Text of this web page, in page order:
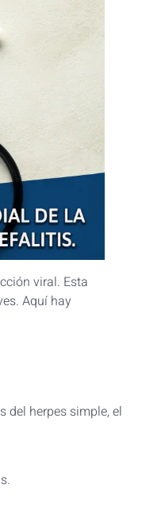
viral. Esta
Aquí hay
del herpes simple, el